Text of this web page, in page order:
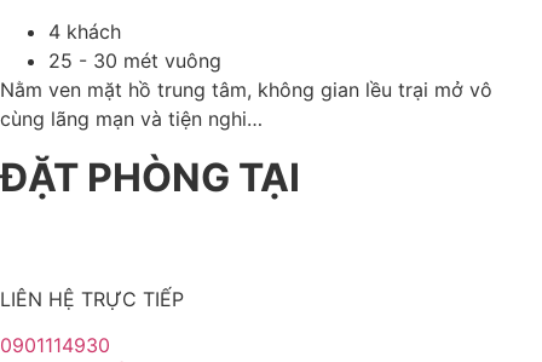
4 khách
25 - 30 mét vuông
Nằm ven mặt hồ trung tâm, không gian lều trại mở vô
cùng lãng mạn và tiện nghi…
ĐẶT PHÒNG TẠI
LIÊN HỆ TRỰC TIẾP
0901114930